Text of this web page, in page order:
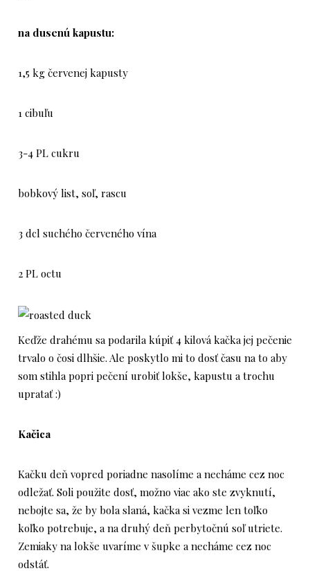
na dusenú kapustu:
1,5 kg červenej kapusty
1 cibuľu
3-4 PL cukru
bobkový list, soľ, rascu
3 dcl suchého červeného vína
2 PL octu
Keďže drahému sa podarila kúpiť 4 kilová kačka jej pečenie
trvalo o čosi dlhšie. Ale poskytlo mi to dosť času na to aby
som stihla popri pečení urobiť lokše, kapustu a trochu
upratať :)
Kačica
Kačku deň vopred poriadne nasolíme a necháme cez noc
odležať. Soli použite dosť, možno viac ako ste zvyknutí,
nebojte sa, že by bola slaná, kačka si vezme len toľko
koľko potrebuje, a na druhý deň perbytočnú soľ utriete.
Zemiaky na lokše uvaríme v šupke a necháme cez noc
odstáť.